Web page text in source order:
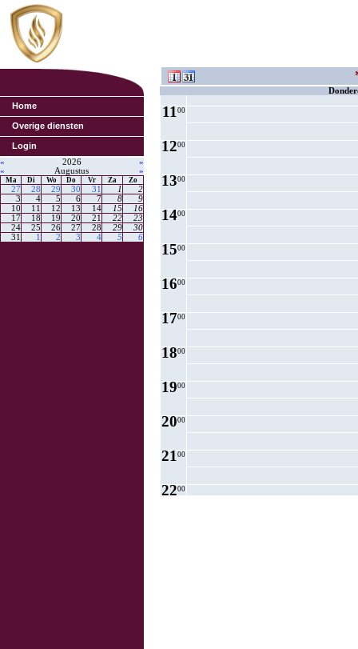
Home
Overige diensten
Login
« 2026
»
«
Augustus »
Ma Di Wo Do Vr Za Zo
27 28 29 30 31 1
2
3
4 5 6 7 8
9
10
11 12 13 14 15
16
17
18 19 20 21 22
23
24
25 26 27 28 29
30
31
1 2 3 4 5 6
1000
1100
1200
1300
1400
1500
1600
1700
1800
1900
2000
2100
2200